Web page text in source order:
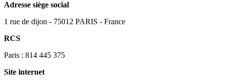
Adresse siège social
1 rue de dijon - 75012 PARIS - France
RCS
Paris : 814 445 375
Site internet